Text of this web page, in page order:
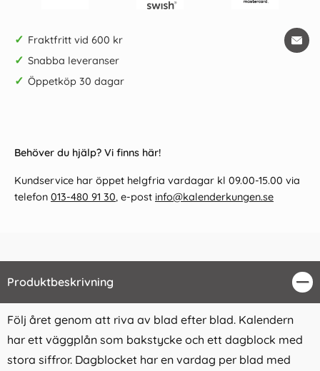
✓ Fraktfritt vid 600 kr
✓ Snabba leveranser
✓ Öppetköp 30 dagar
Behöver du hjälp? Vi finns här!
Kundservice har öppet helgfria vardagar kl 09.00-15.00 via
telefon 013-480 91 30, e-post info@kalenderkungen.se
Produktbeskrivning
Följ året genom att riva av blad efter blad. Kalendern
har ett väggplån som bakstycke och ett dagblock med
stora siffror. Dagblocket har en vardag per blad med